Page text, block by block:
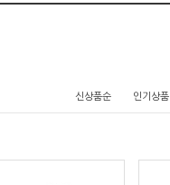
신상품순 인기상품